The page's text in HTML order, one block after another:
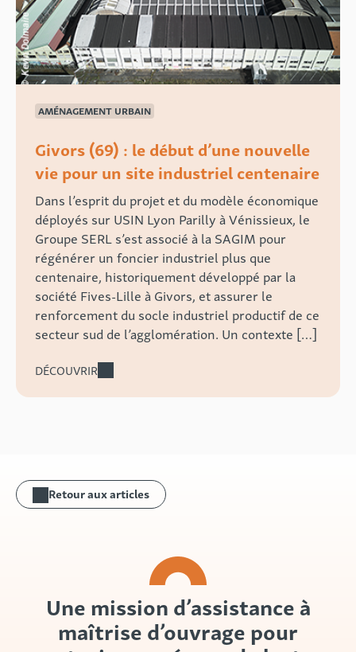
AMÉNAGEMENT URBAIN
Givors (69) : le début d’une nouvelle
vie pour un site industriel centenaire
Dans l’esprit du projet et du modèle économique
déployés sur USIN Lyon Parilly à Vénissieux, le
Groupe SERL s’est associé à la SAGIM pour
régénérer un foncier industriel plus que
centenaire, historiquement développé par la
société Fives-Lille à Givors, et assurer le
renforcement du socle industriel productif de ce
secteur sud de l’agglomération. Un contexte […]
DÉCOUVRIR
Retour aux articles
Une mission d’assistance à
maîtrise d’ouvrage pour